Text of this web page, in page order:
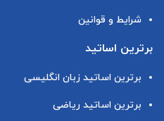
شرایط و قوانین
برترین اساتید
برترین اساتید زبان انگلیسی
برترین اساتید ریاضی